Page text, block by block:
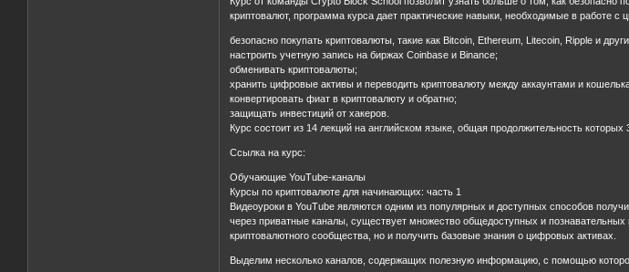
криптовалют, программа курса дает практические навыки, необходимые в работе
безопасно покупать криптовалюты, такие как Bitcoin, Ethereum, Litecoin, Ripple и
настроить учетную запись на биржах Coinbase и Binance;
обменивать криптовалюты;
хранить цифровые активы и переводить криптовалюту между аккаунтами и
конвертировать фиат в криптовалюту и обратно;
защищать инвестиций от хакеров.
Курс состоит из 14 лекций на английском языке, общая продолжительность которых
Ссылка на курс:
Обучающие YouTube-каналы
Курсы по криптовалюте для начинающих: часть 1
Видеоуроки в YouTube являются одним из популярных и доступных способов
через приватные каналы, существует множество общедоступных и
криптовалютного сообщества, но и получить базовые знания о цифровых активах.
Выделим несколько каналов, содержащих полезную информацию, с помощью